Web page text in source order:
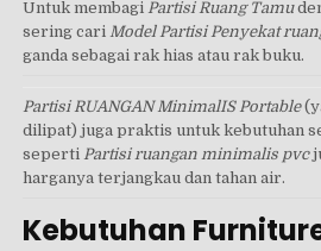
Untuk membagiPartisi Ruang Tamu
sering cariModel Partisi Penyekat
ganda sebagai rak hias atau rak buku.
Partisi RUANGAN MinimalIS Portable
dilipat) juga praktis untuk kebutuhan
sepertiPartisi ruangan minimalis pvc
harganya terjangkau dan tahan air.
Kebutuhan